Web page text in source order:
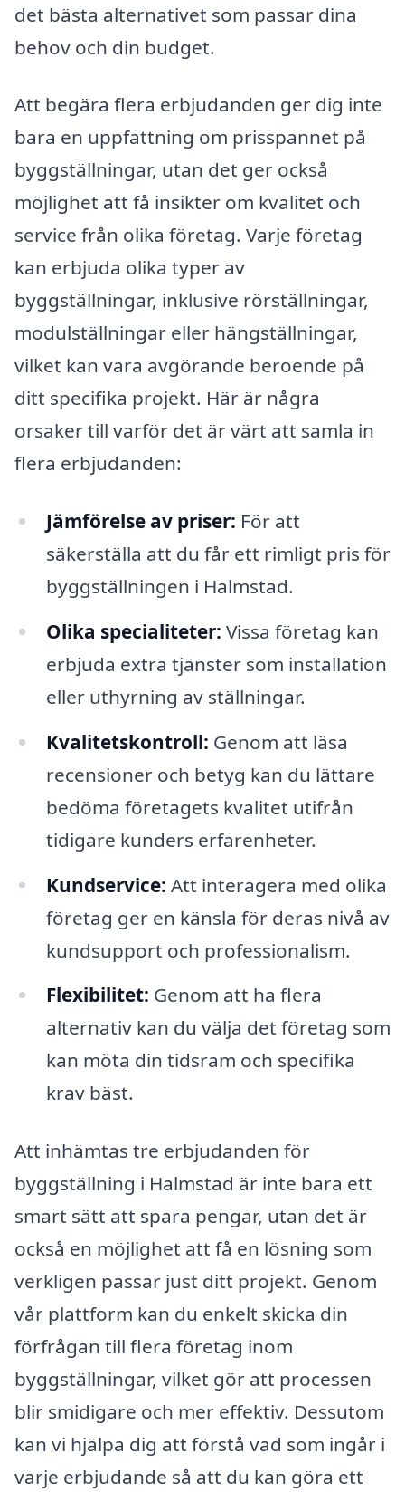
det bästa alternativet som passar dina
behov och din budget.
Att begära flera erbjudanden ger dig inte
bara en uppfattning om prisspannet på
byggställningar, utan det ger också
möjlighet att få insikter om kvalitet och
service från olika företag. Varje företag
kan erbjuda olika typer av
byggställningar, inklusive rörställningar,
modulställningar eller hängställningar,
vilket kan vara avgörande beroende på
ditt specifika projekt. Här är några
orsaker till varför det är värt att samla in
flera erbjudanden:
Jämförelse av priser: För att
säkerställa att du får ett rimligt pris för
byggställningen i Halmstad.
Olika specialiteter: Vissa företag kan
erbjuda extra tjänster som installation
eller uthyrning av ställningar.
Kvalitetskontroll: Genom att läsa
recensioner och betyg kan du lättare
bedöma företagets kvalitet utifrån
tidigare kunders erfarenheter.
Kundservice: Att interagera med olika
företag ger en känsla för deras nivå av
kundsupport och professionalism.
Flexibilitet: Genom att ha flera
alternativ kan du välja det företag som
kan möta din tidsram och specifika
krav bäst.
Att inhämtas tre erbjudanden för
byggställning i Halmstad är inte bara ett
smart sätt att spara pengar, utan det är
också en möjlighet att få en lösning som
verkligen passar just ditt projekt. Genom
vår plattform kan du enkelt skicka din
förfrågan till flera företag inom
byggställningar, vilket gör att processen
blir smidigare och mer effektiv. Dessutom
kan vi hjälpa dig att förstå vad som ingår i
varje erbjudande så att du kan göra ett